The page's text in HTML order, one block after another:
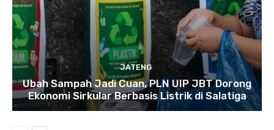
JATENG
Ubah Sampah Jadi Cuan, PLN UIP JBT Dorong
Ekonomi Sirkular Berbasis Listrik di Salatiga